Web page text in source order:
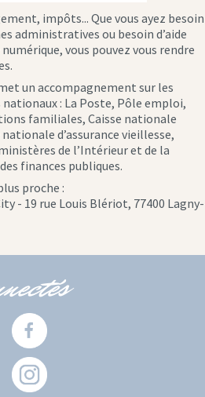
impôts... Que vous ayez besoin
administratives ou besoin d’aide
vous pouvez vous rendre
un accompagnement sur les
: La Poste, Pôle emploi,
familiales, Caisse nationale
d’assurance vieillesse,
de l’Intérieur et de la
finances publiques.
proche :
- 19 rue Louis Blériot, 77400 Lagny-